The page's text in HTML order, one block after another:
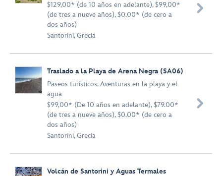
$129,00* (de 10 años en adelante), $99,00*
(de tres a nueve años), $0.00* (de cero a
dos años)
Santorini, Grecia

Traslado a la Playa de Arena Negra (SA06)
Paseos turísticos,Aventuras en la playa y el
agua
$99,00* (De 10 años en adelante), $79.00*
(de tres a nueve años), $0.00* (de cero a
dos años)
Santorini, Grecia

Volcán de Santorini y Aguas Termales